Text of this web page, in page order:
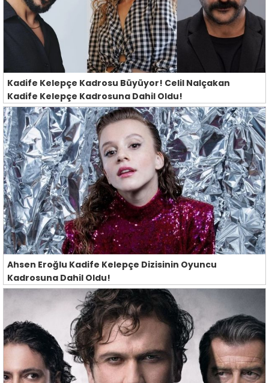
Kadife Kelepçe Kadrosu Büyüyor! Celil Nalçakan
Kadife Kelepçe Kadrosuna Dahil Oldu!
Ahsen Eroğlu Kadife Kelepçe Dizisinin Oyuncu
Kadrosuna Dahil Oldu!